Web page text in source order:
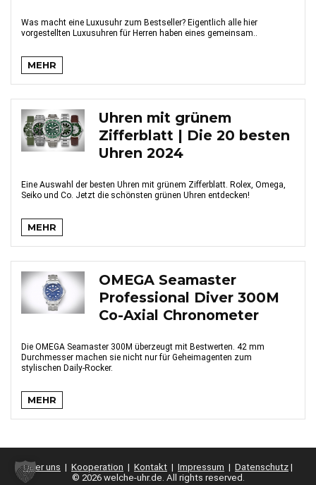
Was macht eine Luxusuhr zum Bestseller? Eigentlich alle hier
vorgestellten Luxusuhren für Herren haben eines gemeinsam..
MEHR
Uhren mit grünem
Zifferblatt | Die 20 besten
Uhren 2024
Eine Auswahl der besten Uhren mit grünem Zifferblatt. Rolex, Omega,
Seiko und Co. Jetzt die schönsten grünen Uhren entdecken!
MEHR
OMEGA Seamaster
Professional Diver 300M
Co-Axial Chronometer
Die OMEGA Seamaster 300M überzeugt mit Bestwerten. 42 mm
Durchmesser machen sie nicht nur für Geheimagenten zum
stylischen Daily-Rocker.
MEHR
Über uns | Kooperation | Kontakt | Impressum | Datenschutz |
© 2026 welche-uhr.de. All rights reserved.